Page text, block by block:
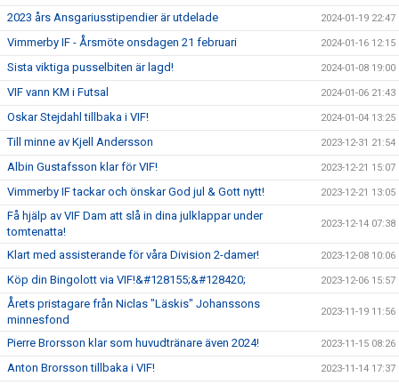
2023 års Ansgariusstipendier är utdelade 2024-01-19 22:47
Vimmerby IF - Årsmöte onsdagen 21 februari 2024-01-16 12:15
Sista viktiga pusselbiten är lagd! 2024-01-08 19:00
VIF vann KM i Futsal 2024-01-06 21:43
Oskar Stejdahl tillbaka i VIF! 2024-01-04 13:25
Till minne av Kjell Andersson 2023-12-31 21:54
Albin Gustafsson klar för VIF! 2023-12-21 15:07
Vimmerby IF tackar och önskar God jul & Gott nytt! 2023-12-21 13:05
Få hjälp av VIF Dam att slå in dina julklappar under
tomtenatta!
2023-12-14 07:38
Klart med assisterande för våra Division 2-damer! 2023-12-08 10:06
Köp din Bingolott via VIF!&#128155;&#128420; 2023-12-06 15:57
Årets pristagare från Niclas "Läskis" Johanssons
minnesfond
2023-11-19 11:56
Pierre Brorsson klar som huvudtränare även 2024! 2023-11-15 08:26
Anton Brorsson tillbaka i VIF! 2023-11-14 17:37